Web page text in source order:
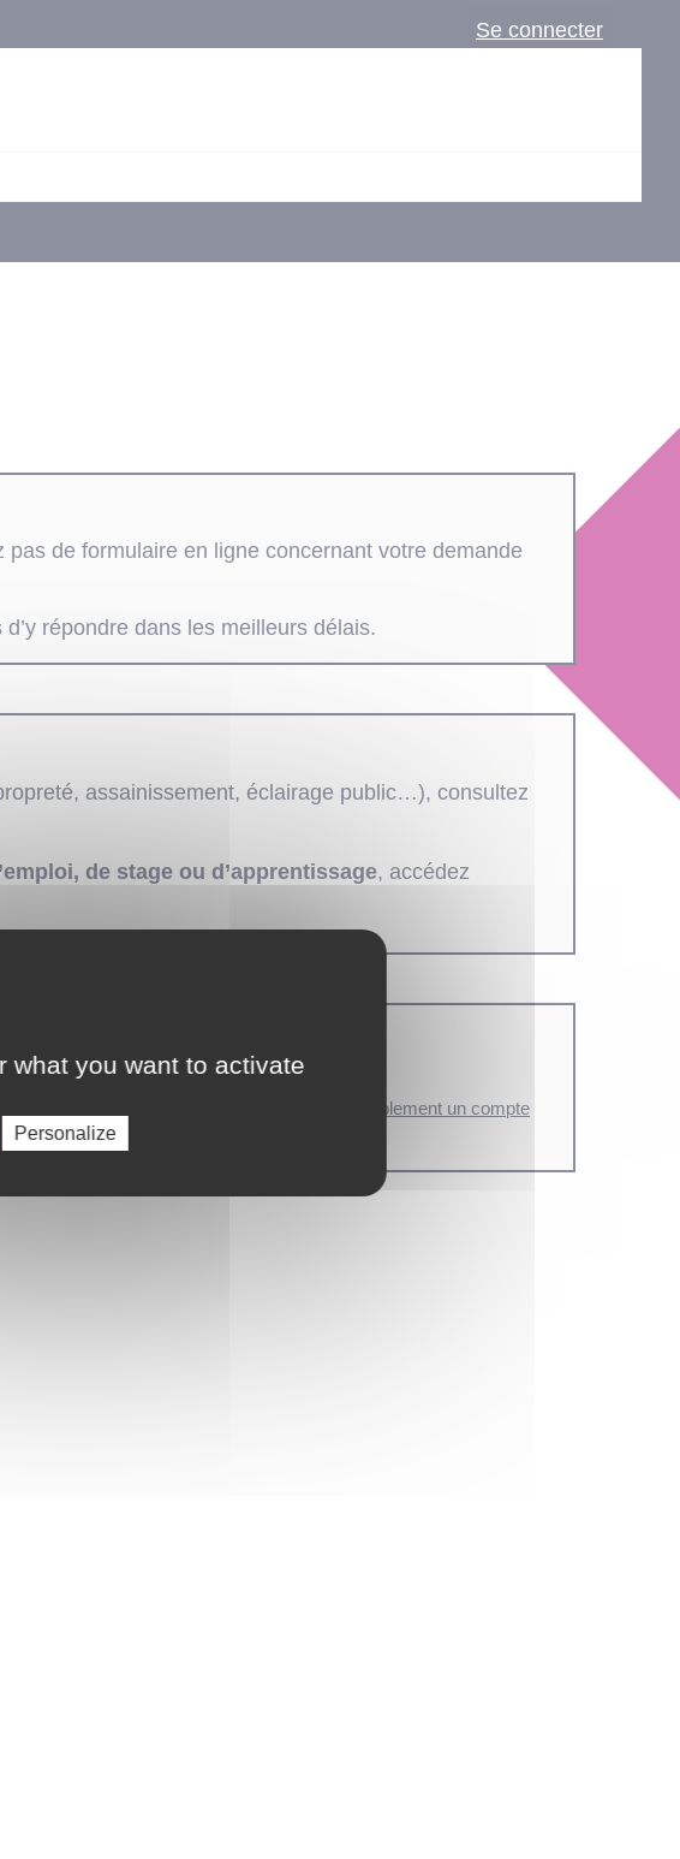
what you want to activate
Personalize
Se connecter
de formulaire en ligne concernant votre demande
répondre dans les meilleurs délais.
assainissement, éclairage public…), consultez
de stage ou d’apprentissage, accédez
créer préalablement un compte